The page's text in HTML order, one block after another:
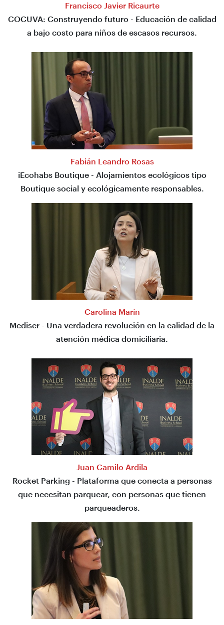
Francisco Javier Ricaurte
COCUVA: Construyendo futuro - Educación de calidad
a bajo costo para niños de escasos recursos.
Fabián Leandro Rosas
iEcohabs Boutique - Alojamientos ecológicos tipo
Boutique social y ecológicamente responsables.
Carolina Marín
Mediser - Una verdadera revolución en la calidad de la
atención médica domiciliaria.
Juan Camilo Ardila
Rocket Parking - Plataforma que conecta a personas
que necesitan parquear, con personas que tienen
parqueaderos.